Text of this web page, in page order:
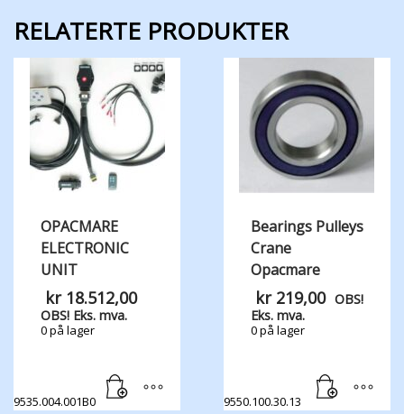
RELATERTE PRODUKTER
OPACMARE
ELECTRONIC
UNIT
kr18.512,00
OBS! Eks. mva.
0 på lager
9535.004.001B0
Bearings Pulleys
Crane
Opacmare
kr219,00 OBS!
Eks. mva.
0 på lager
9550.100.30.13